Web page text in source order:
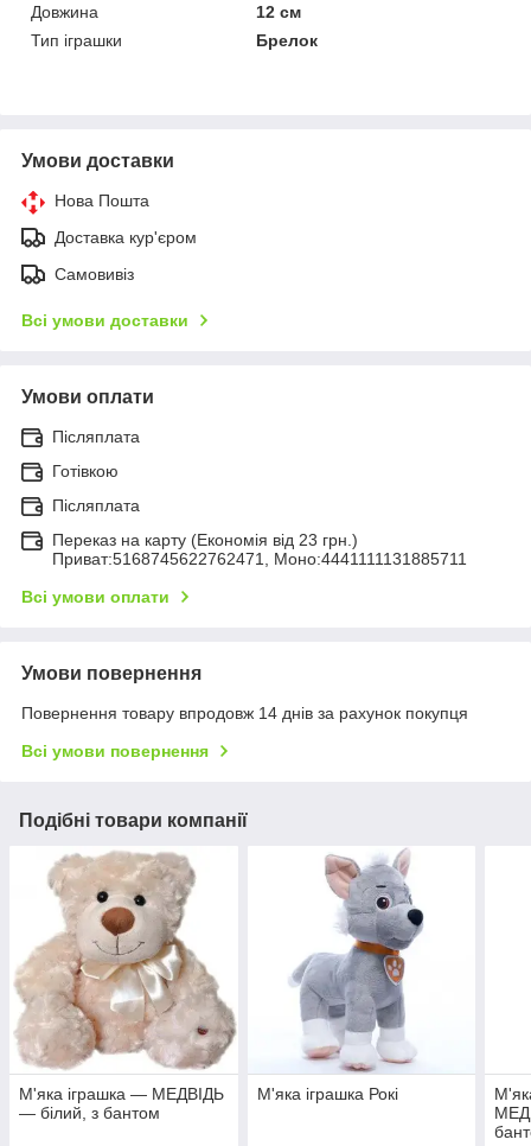
Довжина
12 см
Тип іграшки
Брелок
Умови доставки
Нова Пошта
Доставка кур'єром
Самовивіз
Всі умови доставки
Умови оплати
Післяплата
Готівкою
Післяплата
Переказ на карту (Економія від 23 грн.)
Приват:5168745622762471, Моно:4441111131885711
Всі умови оплати
Умови повернення
Повернення товару впродовж 14 днів за рахунок покупця
Всі умови повернення
Подібні товари компанії
М'яка іграшка — МЕДВІДЬ
— білий, з бантом
М'яка іграшка Рокі